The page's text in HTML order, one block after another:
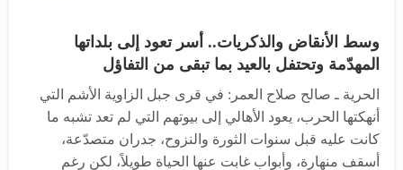
وسط الأنقاض والذكريات.. أسر تعود إلى بلداتها
المهدّمة وتحتفل بالعيد بما تبقى من التفاؤل
الحرية ـ صالح صلاح العمر: في قرى جبل الزاوية الأشم التي
أنهكتها الحرب، يعود الأهالي إلى بيوتهم التي لم تعد تشبه ما
كانت عليه قبل سنوات الثورة والنزوح، جدران متصدّعة،
أسقف منهارة، وأبواب غابت عنها الحياة طويلاً، لكن رغم